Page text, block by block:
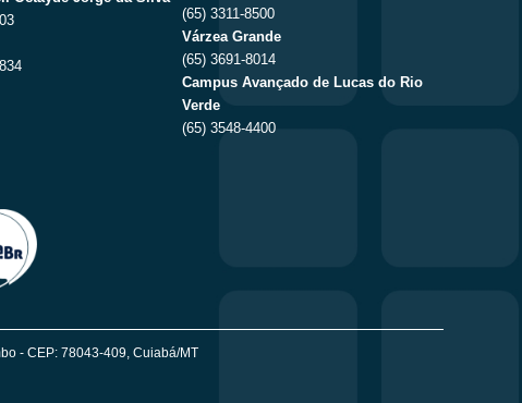
(65) 3311-8500
Várzea Grande
(65) 3691-8014
Campus Avançado de Lucas do Rio
Verde
(65) 3548-4400
- CEP: 78043-409, Cuiabá/MT